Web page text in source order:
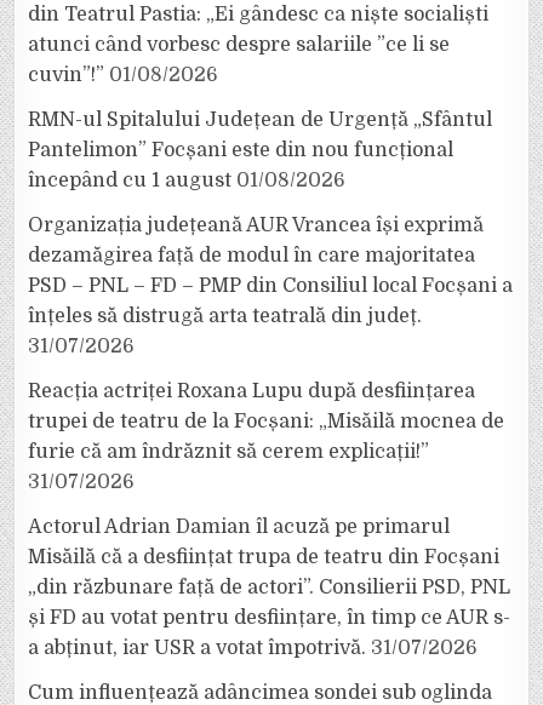
din Teatrul Pastia: „Ei gândesc ca niște socialiști
atunci când vorbesc despre salariile ”ce li se
cuvin”!” 01/08/2026
RMN-ul Spitalului Județean de Urgență „Sfântul
Pantelimon” Focșani este din nou funcțional
începând cu 1 august 01/08/2026
Organizația județeană AUR Vrancea își exprimă
dezamăgirea față de modul în care majoritatea
PSD – PNL – FD – PMP din Consiliul local Focșani a
înțeles să distrugă arta teatrală din județ.
31/07/2026
Reacția actriței Roxana Lupu după desființarea
trupei de teatru de la Focșani: „Misăilă mocnea de
furie că am îndrăznit să cerem explicații!”
31/07/2026
Actorul Adrian Damian îl acuză pe primarul
Misăilă că a desființat trupa de teatru din Focșani
„din răzbunare față de actori”. Consilierii PSD, PNL
și FD au votat pentru desființare, în timp ce AUR s-
a abținut, iar USR a votat împotrivă. 31/07/2026
Cum influențează adâncimea sondei sub oglinda